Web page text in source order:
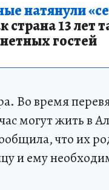
натянули
страна 13 лет
гостей
Во время
могут жить в
что их
и ему